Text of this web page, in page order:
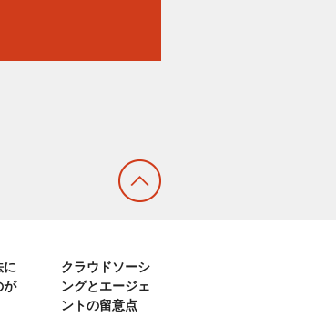
に
が
クラウドソーシ
ングとエージェ
ントの留意点